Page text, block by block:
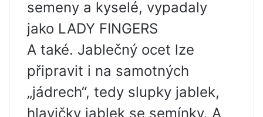
semeny a kyselé, vypadaly
jako LADY FINGERS
A také. Jablečný ocet lze
připravit i na samotných
„jádrech“, tedy slupky jablek,
hlavičky jablek se semínky. A